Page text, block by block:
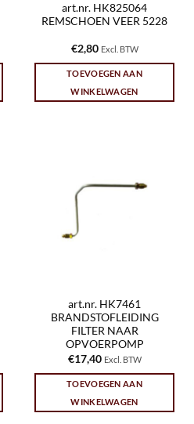
art.nr. HK825064
REMSCHOEN VEER 5228
€2,80 Excl. BTW
TOEVOEGEN AAN
WINKELWAGEN
art.nr. HK7461
BRANDSTOFLEIDING
FILTER NAAR
OPVOERPOMP
€17,40 Excl. BTW
TOEVOEGEN AAN
WINKELWAGEN